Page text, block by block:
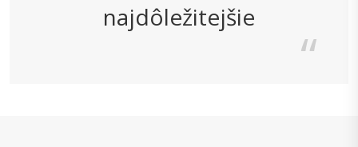
najdôležitejšie